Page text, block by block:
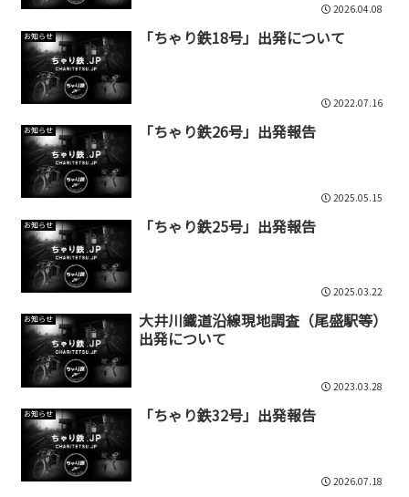
2026.04.08
お知らせ 「ちゃり鉄18号」出発について
2022.07.16
お知らせ 「ちゃり鉄26号」出発報告
2025.05.15
お知らせ 「ちゃり鉄25号」出発報告
2025.03.22
お知らせ
大井川鐵道沿線現地調査（尾盛駅等）
出発について
2023.03.28
お知らせ 「ちゃり鉄32号」出発報告
2026.07.18